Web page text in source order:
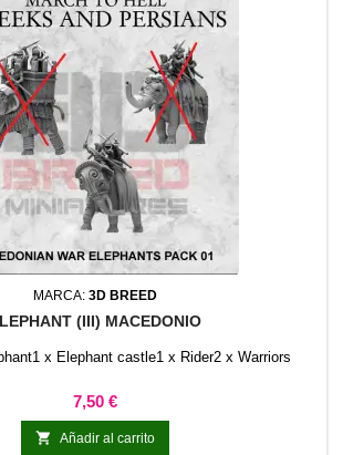
MARCA: 3D BREED
(III) MACEDONIO
x Elephant castle1 x Rider2 x Warriors
Precio
7,50 €
 Añadir al carrito